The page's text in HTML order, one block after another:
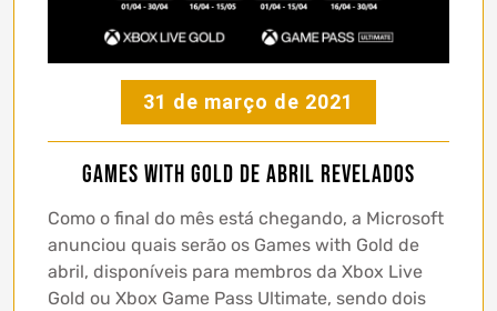
31 de março de 2021
Games with Gold de abril revelados
Como o final do mês está chegando, a Microsoft
anunciou quais serão os Games with Gold de
abril, disponíveis para membros da Xbox Live
Gold ou Xbox Game Pass Ultimate, sendo dois